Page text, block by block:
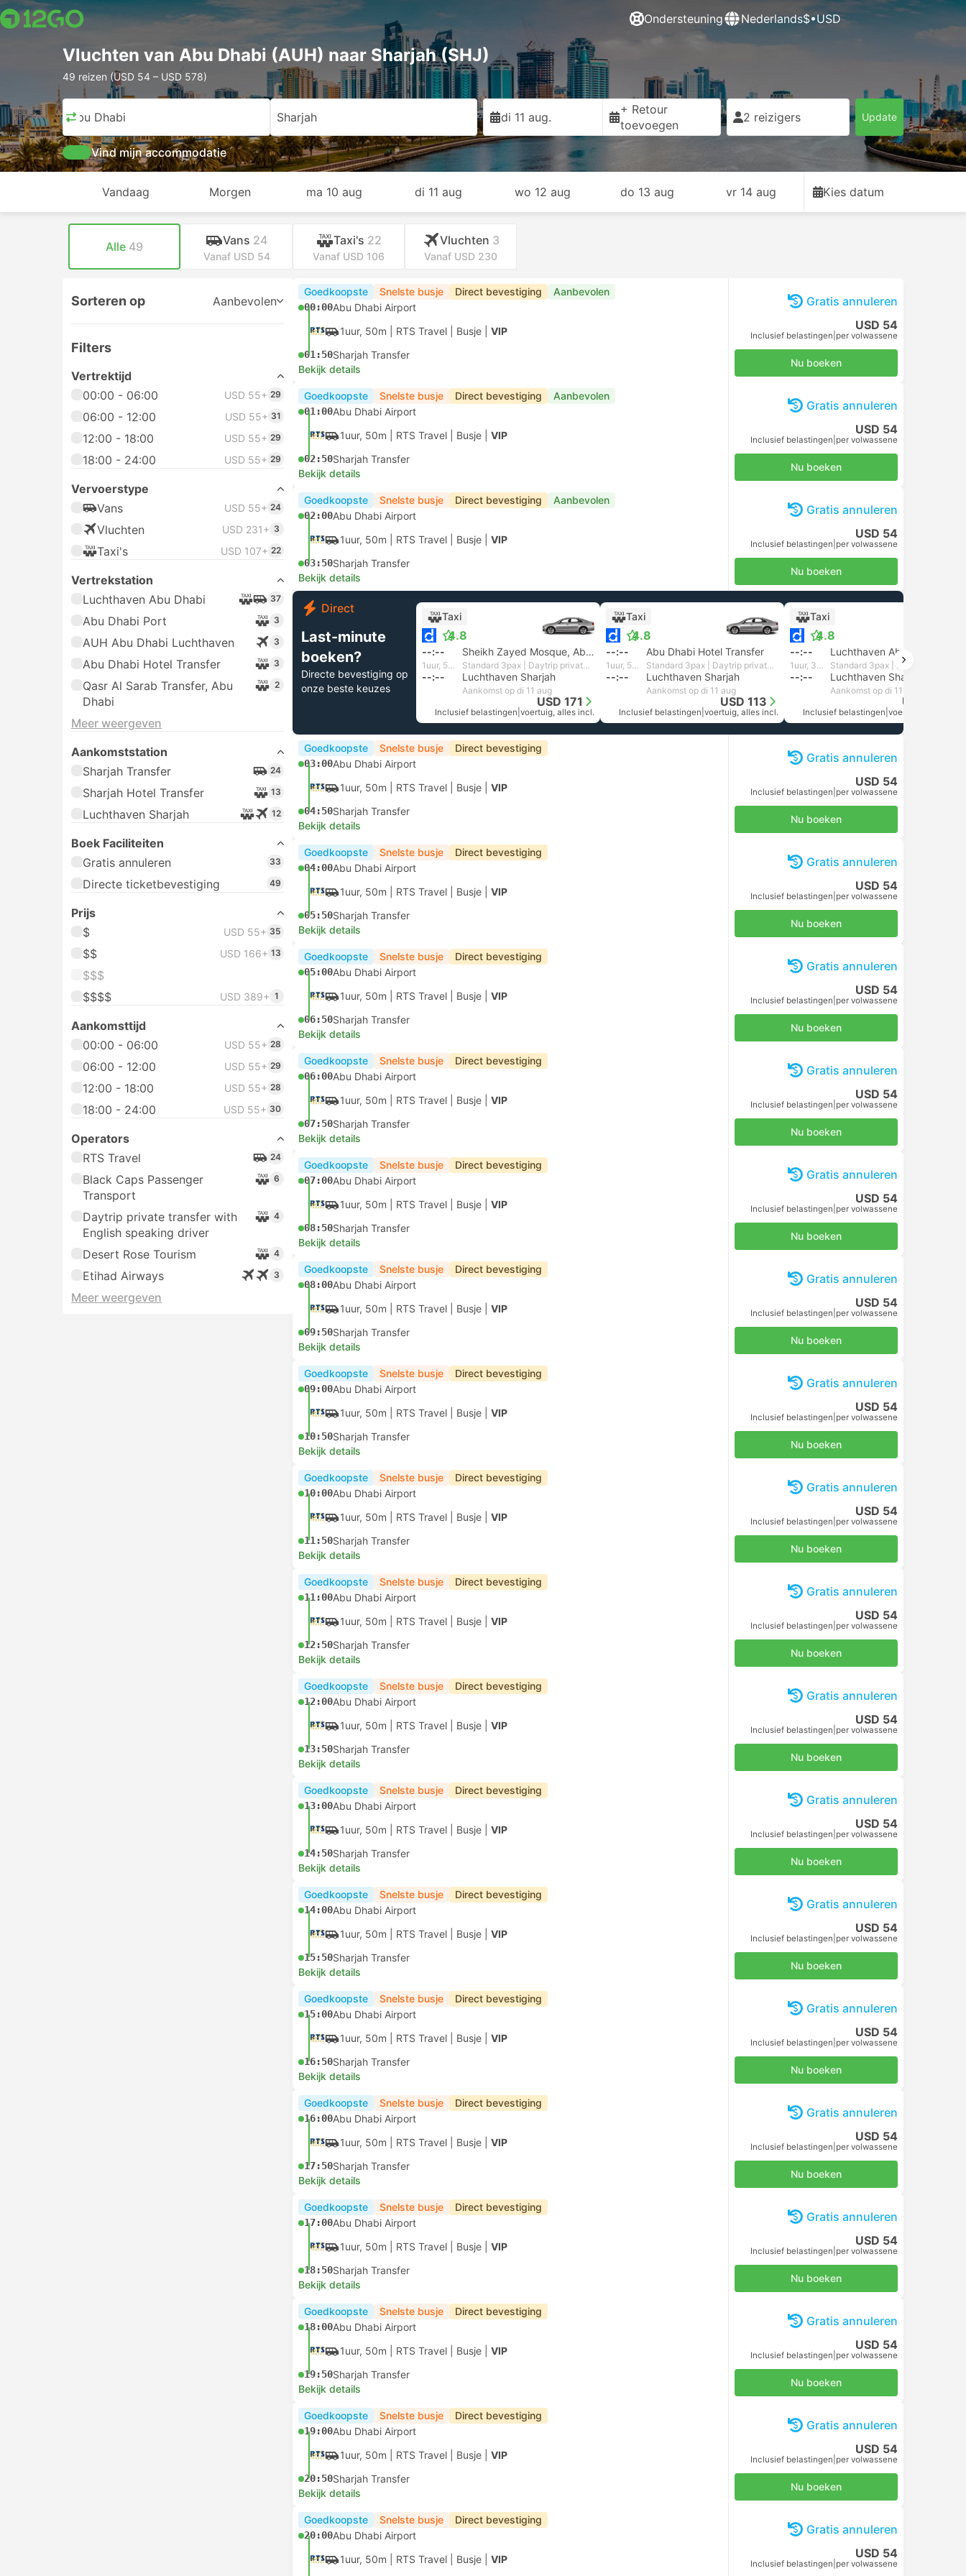
Ondersteuning Nederlands$•USD
Vluchten van Abu Dhabi (AUH) naar Sharjah (SHJ)
49 reizen (USD 54 – USD 578)
Abu Dhabi Sharjah di 11 aug.
+ Retour
toevoegen
2 reizigers Update
Vind mijn accommodatie
Vandaag Morgen ma 10 aug di 11 aug wo 12 aug do 13 aug vr 14 aug Kies datum
Alle 49 Vans 24
Vanaf USD 54
Taxi's 22
Vanaf USD 106
Vluchten 3
Vanaf USD 230
Sorteren op Aanbevolen
Filters
Vertrektijd
00:00 - 06:00
USD 55+ 29
06:00 - 12:00 USD 55+ 31
12:00 - 18:00 USD 55+ 29
18:00 - 24:00 USD 55+ 29
Vervoerstype
Vans
USD 55+ 24
Vluchten USD 231+ 3
Taxi's USD 107+ 22
Vertrekstation
Luchthaven Abu Dhabi
37
Abu Dhabi Port 3
AUH Abu Dhabi Luchthaven 3
Abu Dhabi Hotel Transfer 3
Qasr Al Sarab Transfer, Abu
Dhabi
2
Meer weergeven
Aankomststation
Sharjah Transfer
24
Sharjah Hotel Transfer 13
Luchthaven Sharjah 12
Boek Faciliteiten
Gratis annuleren
33
Directe ticketbevestiging 49
Prijs
$
USD 55+ 35
$$ USD 166+ 13
$$$
$$$$
USD 389+ 1
Aankomsttijd
00:00 - 06:00
USD 55+ 28
06:00 - 12:00 USD 55+ 29
12:00 - 18:00 USD 55+ 28
18:00 - 24:00 USD 55+ 30
Operators
RTS Travel
24
Black Caps Passenger
Transport
6
Daytrip private transfer with
English speaking driver
4
Desert Rose Tourism 4
Etihad Airways 3
Meer weergeven
Goedkoopste Snelste busje Direct bevestiging Aanbevolen
00:00Abu Dhabi Airport
1uur, 50m | RTS Travel Busje VIP
01:50Sharjah Transfer
Bekijk details
Gratis annuleren
USD 54
Inclusief belastingen per volwassene
Nu boeken
Goedkoopste Snelste busje Direct bevestiging Aanbevolen
01:00Abu Dhabi Airport
1uur, 50m | RTS Travel Busje VIP
02:50Sharjah Transfer
Bekijk details
Gratis annuleren
USD 54
Inclusief belastingen per volwassene
Nu boeken
Goedkoopste Snelste busje Direct bevestiging Aanbevolen
02:00Abu Dhabi Airport
1uur, 50m | RTS Travel Busje VIP
03:50Sharjah Transfer
Bekijk details
Gratis annuleren
USD 54
Inclusief belastingen per volwassene
Nu boeken
Direct
Last-minute
boeken?
Directe bevestiging op
onze beste keuzes
Taxi
4.8
--:-- Sheikh Zayed Mosque, Abu Dhabi
1uur, 54m Standard 3pax | Daytrip private transfer with English speaking driver
--:-- Luchthaven Sharjah
Aankomst op di 11 aug
USD 171
Inclusief belastingen voertuig, alles incl.
Taxi
4.8
--:-- Abu Dhabi Hotel Transfer
1uur, 52m Standard 3pax | Daytrip private transfer with English speaking driver
--:-- Luchthaven Sharjah
Aankomst op di 11 aug
USD 113
Inclusief belastingen voertuig, alles incl.
Taxi
4.8
--:-- Luchthaven Abu Dhabi
1uur, 31m
--:-- Luchthaven Sharjah
Aankomst op di 11 aug
USD 106
Inclusief belastingen voertuig, alles incl.
Goedkoopste Snelste busje Direct bevestiging
03:00Abu Dhabi Airport
1uur, 50m | RTS Travel Busje VIP
04:50Sharjah Transfer
Bekijk details
Gratis annuleren
USD 54
Inclusief belastingen per volwassene
Nu boeken
Goedkoopste Snelste busje Direct bevestiging
04:00Abu Dhabi Airport
1uur, 50m | RTS Travel Busje VIP
05:50Sharjah Transfer
Bekijk details
Gratis annuleren
USD 54
Inclusief belastingen per volwassene
Nu boeken
Goedkoopste Snelste busje Direct bevestiging
05:00Abu Dhabi Airport
1uur, 50m | RTS Travel Busje VIP
06:50Sharjah Transfer
Bekijk details
Gratis annuleren
USD 54
Inclusief belastingen per volwassene
Nu boeken
Goedkoopste Snelste busje Direct bevestiging
06:00Abu Dhabi Airport
1uur, 50m | RTS Travel Busje VIP
07:50Sharjah Transfer
Bekijk details
Gratis annuleren
USD 54
Inclusief belastingen per volwassene
Nu boeken
Goedkoopste Snelste busje Direct bevestiging
07:00Abu Dhabi Airport
1uur, 50m | RTS Travel Busje VIP
08:50Sharjah Transfer
Bekijk details
Gratis annuleren
USD 54
Inclusief belastingen per volwassene
Nu boeken
Goedkoopste Snelste busje Direct bevestiging
08:00Abu Dhabi Airport
1uur, 50m | RTS Travel Busje VIP
09:50Sharjah Transfer
Bekijk details
Gratis annuleren
USD 54
Inclusief belastingen per volwassene
Nu boeken
Goedkoopste Snelste busje Direct bevestiging
09:00Abu Dhabi Airport
1uur, 50m | RTS Travel Busje VIP
10:50Sharjah Transfer
Bekijk details
Gratis annuleren
USD 54
Inclusief belastingen per volwassene
Nu boeken
Goedkoopste Snelste busje Direct bevestiging
10:00Abu Dhabi Airport
1uur, 50m | RTS Travel Busje VIP
11:50Sharjah Transfer
Bekijk details
Gratis annuleren
USD 54
Inclusief belastingen per volwassene
Nu boeken
Goedkoopste Snelste busje Direct bevestiging
11:00Abu Dhabi Airport
1uur, 50m | RTS Travel Busje VIP
12:50Sharjah Transfer
Bekijk details
Gratis annuleren
USD 54
Inclusief belastingen per volwassene
Nu boeken
Goedkoopste Snelste busje Direct bevestiging
12:00Abu Dhabi Airport
1uur, 50m | RTS Travel Busje VIP
13:50Sharjah Transfer
Bekijk details
Gratis annuleren
USD 54
Inclusief belastingen per volwassene
Nu boeken
Goedkoopste Snelste busje Direct bevestiging
13:00Abu Dhabi Airport
1uur, 50m | RTS Travel Busje VIP
14:50Sharjah Transfer
Bekijk details
Gratis annuleren
USD 54
Inclusief belastingen per volwassene
Nu boeken
Goedkoopste Snelste busje Direct bevestiging
14:00Abu Dhabi Airport
1uur, 50m | RTS Travel Busje VIP
15:50Sharjah Transfer
Bekijk details
Gratis annuleren
USD 54
Inclusief belastingen per volwassene
Nu boeken
Goedkoopste Snelste busje Direct bevestiging
15:00Abu Dhabi Airport
1uur, 50m | RTS Travel Busje VIP
16:50Sharjah Transfer
Bekijk details
Gratis annuleren
USD 54
Inclusief belastingen per volwassene
Nu boeken
Goedkoopste Snelste busje Direct bevestiging
16:00Abu Dhabi Airport
1uur, 50m | RTS Travel Busje VIP
17:50Sharjah Transfer
Bekijk details
Gratis annuleren
USD 54
Inclusief belastingen per volwassene
Nu boeken
Goedkoopste Snelste busje Direct bevestiging
17:00Abu Dhabi Airport
1uur, 50m | RTS Travel Busje VIP
18:50Sharjah Transfer
Bekijk details
Gratis annuleren
USD 54
Inclusief belastingen per volwassene
Nu boeken
Goedkoopste Snelste busje Direct bevestiging
18:00Abu Dhabi Airport
1uur, 50m | RTS Travel Busje VIP
19:50Sharjah Transfer
Bekijk details
Gratis annuleren
USD 54
Inclusief belastingen per volwassene
Nu boeken
Goedkoopste Snelste busje Direct bevestiging
19:00Abu Dhabi Airport
1uur, 50m | RTS Travel Busje VIP
20:50Sharjah Transfer
Bekijk details
Gratis annuleren
USD 54
Inclusief belastingen per volwassene
Nu boeken
Goedkoopste Snelste busje Direct bevestiging
20:00Abu Dhabi Airport
1uur, 50m | RTS Travel Busje VIP
Gratis annuleren
USD 54
Inclusief belastingen per volwassene